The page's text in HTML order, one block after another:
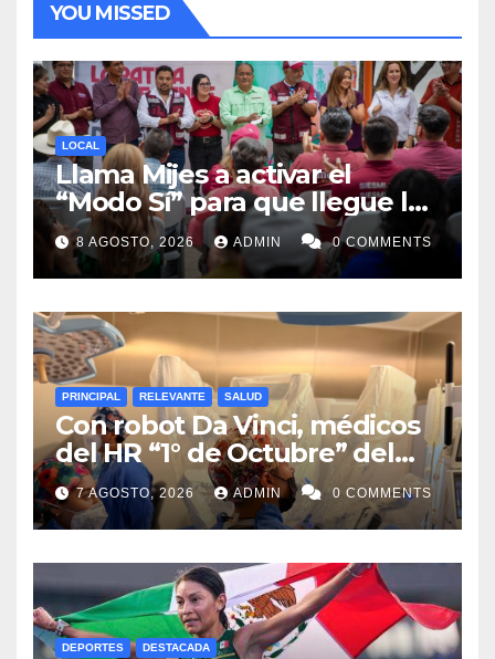
YOU MISSED
LOCAL
Llama Mijes a activar el
“Modo Sí” para que llegue la
Transformación a Nuevo
León
8 AGOSTO, 2026 ADMIN 0 COMMENTS
PRINCIPAL RELEVANTE SALUD
Con robot Da Vinci, médicos
del HR “1° de Octubre” del
ISSSTE retiran tumor renal a
paciente de 72 años
7 AGOSTO, 2026 ADMIN 0 COMMENTS
DEPORTES DESTACADA